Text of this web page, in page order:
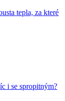
tepla, za které
i se spropitným?